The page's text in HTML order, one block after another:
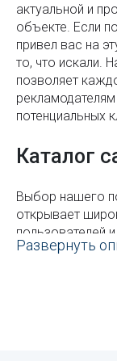
Как не стать
Какие бывают
Курс
Почтовые
Узбекистане
Оформление
Узбекистане
Тарифы ЖКХ в
актуальной и
объекте. Если
привел вас на
то, что искали.
позволяет
потенциальных
Каталог
Выбор нашего
открывает
пользователей
Развернуть